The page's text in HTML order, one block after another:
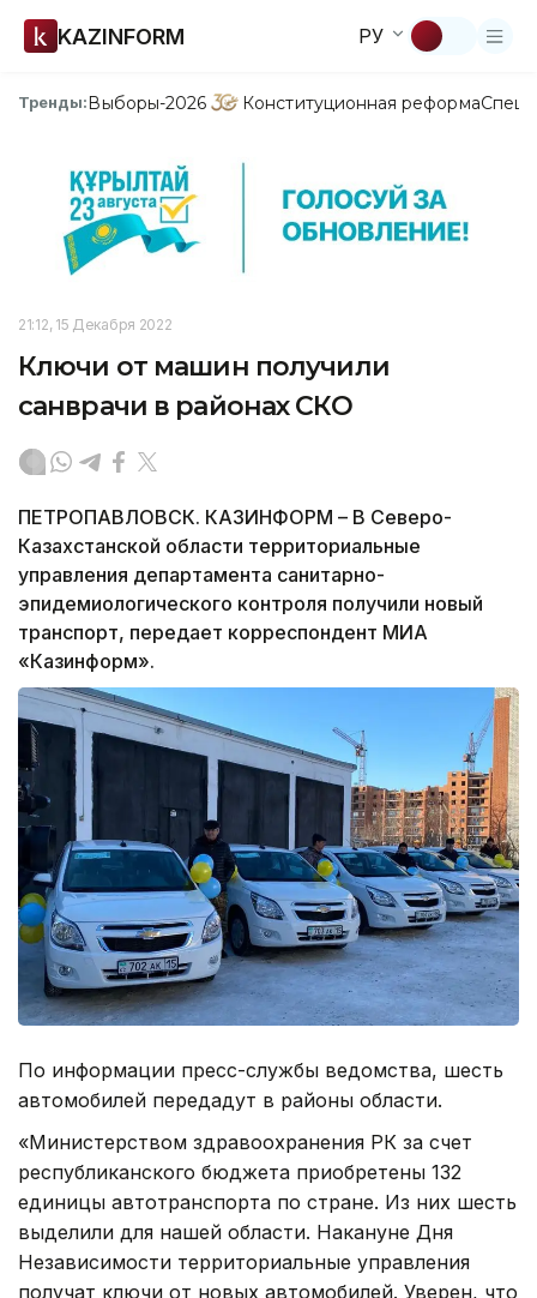
KAZINFORM РУ
Тренды:Выборы-2026 Конституционная реформа
21:12, 15 Декабря 2022
Ключи от машин получили
санврачи в районах СКО
ПЕТРОПАВЛОВСК. КАЗИНФОРМ – В Северо-
Казахстанской области территориальные
управления департамента санитарно-
эпидемиологического контроля получили новый
транспорт, передает корреспондент МИА
«Казинформ».
По информации пресс-службы ведомства, шесть
автомобилей передадут в районы области.
«Министерством здравоохранения РК за счет
республиканского бюджета приобретены 132
единицы автотранспорта по стране. Из них шесть
выделили для нашей области. Накануне Дня
Независимости территориальные управления
получат ключи от новых автомобилей. Уверен, что